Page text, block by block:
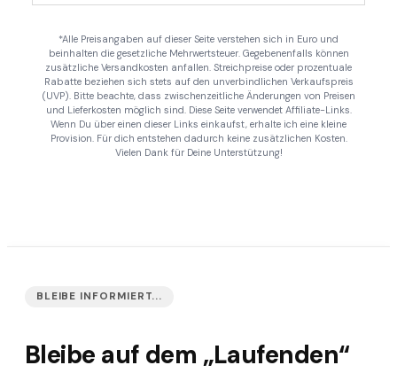
*Alle Preisangaben auf dieser Seite verstehen sich in Euro und
beinhalten die gesetzliche Mehrwertsteuer. Gegebenenfalls können
zusätzliche Versandkosten anfallen. Streichpreise oder prozentuale
Rabatte beziehen sich stets auf den unverbindlichen Verkaufspreis
(UVP). Bitte beachte, dass zwischenzeitliche Änderungen von Preisen
und Lieferkosten möglich sind. Diese Seite verwendet Affiliate-Links.
Wenn Du über einen dieser Links einkaufst, erhalte ich eine kleine
Provision. Für dich entstehen dadurch keine zusätzlichen Kosten.
Vielen Dank für Deine Unterstützung!
BLEIBE INFORMIERT...
Bleibe auf dem „Laufenden“